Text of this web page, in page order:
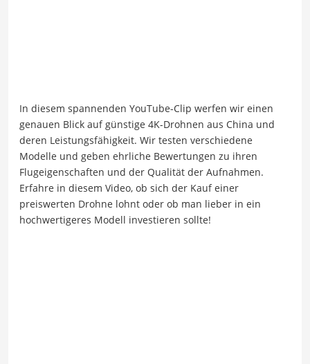
In diesem spannenden YouTube-Clip werfen wir einen
genauen Blick auf günstige 4K-Drohnen aus China und
deren Leistungsfähigkeit. Wir testen verschiedene
Modelle und geben ehrliche Bewertungen zu ihren
Flugeigenschaften und der Qualität der Aufnahmen.
Erfahre in diesem Video, ob sich der Kauf einer
preiswerten Drohne lohnt oder ob man lieber in ein
hochwertigeres Modell investieren sollte!